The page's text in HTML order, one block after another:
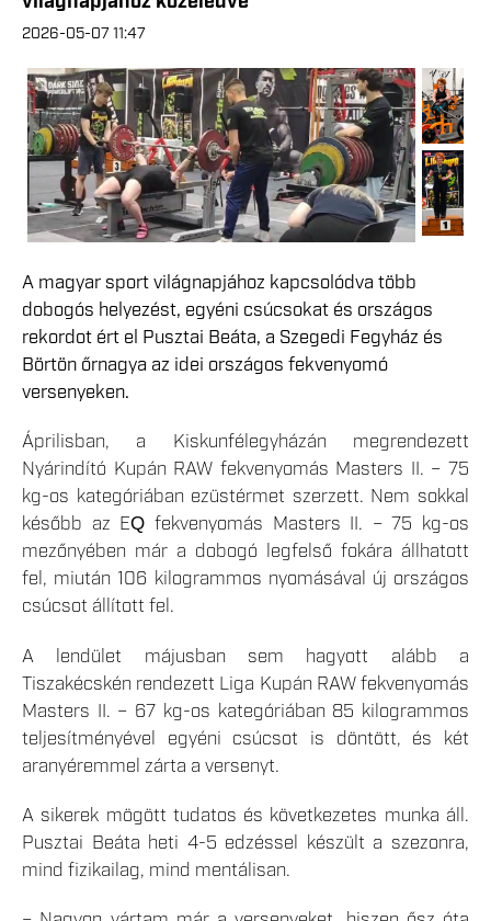
2026-05-07 11:47
A magyar sport világnapjához kapcsolódva több
dobogós helyezést, egyéni csúcsokat és országos
rekordot ért el Pusztai Beáta, a Szegedi Fegyház és
Börtön őrnagya az idei országos fekvenyomó
versenyeken.
Áprilisban, a Kiskunfélegyházán megrendezett
Nyárindító Kupán RAW fekvenyomás Masters II. – 75
kg-os kategóriában ezüstérmet szerzett. Nem sokkal
később az EQ fekvenyomás Masters II. – 75 kg-os
mezőnyében már a dobogó legfelső fokára állhatott
fel, miután 106 kilogrammos nyomásával új országos
csúcsot állított fel.
A lendület májusban sem hagyott alább a
Tiszakécskén rendezett Liga Kupán RAW fekvenyomás
Masters II. – 67 kg-os kategóriában 85 kilogrammos
teljesítményével egyéni csúcsot is döntött, és két
aranyéremmel zárta a versenyt.
A sikerek mögött tudatos és következetes munka áll.
Pusztai Beáta heti 4-5 edzéssel készült a szezonra,
mind fizikailag, mind mentálisan.